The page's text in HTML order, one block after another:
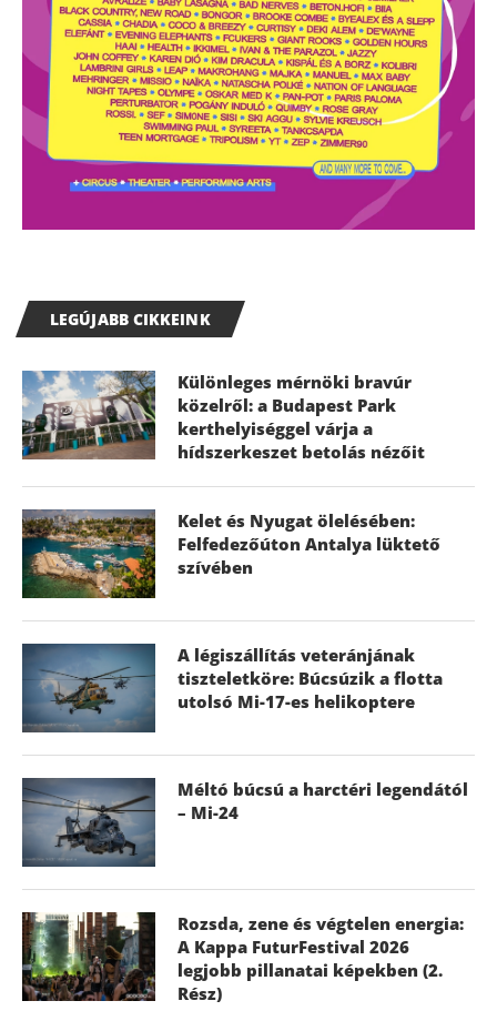
LEGÚJABB CIKKEINK
Különleges mérnöki bravúr
közelről: a Budapest Park
kerthelyiséggel várja a
hídszerkeszet betolás nézőit
Kelet és Nyugat ölelésében:
Felfedezőúton Antalya lüktető
szívében
A légiszállítás veteránjának
tiszteletköre: Búcsúzik a flotta
utolsó Mi-17-es helikoptere
Méltó búcsú a harctéri legendától
– Mi-24
Rozsda, zene és végtelen energia:
A Kappa FuturFestival 2026
legjobb pillanatai képekben (2.
Rész)